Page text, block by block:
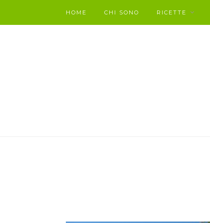
HOME CHI SONO RICETTE